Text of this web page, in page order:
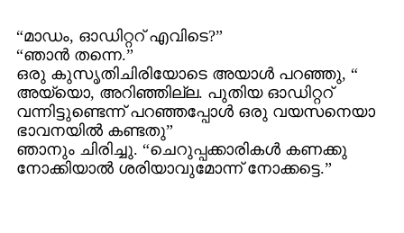
“മാഡം, ഓഡിറ്ററ് എവിടെ?”
“ഞാന്‍ തന്നെ.”
ഒരു കുസൃതിചിരിയോടെ അയാള്‍ പറഞ്ഞു, “
അയ്യൊ, അറിഞ്ഞില്ല. പുതിയ ഓഡിറ്ററ്
വന്നിട്ടുണ്ടെന്ന് പറഞ്ഞപ്പോള്‍ ഒരു വയസനെയാ
ഭാവനയില്‍ കണ്ടതു”
ഞാനും ചിരിച്ചു. “ചെറുപ്പക്കാരികള്‍ കണക്കു
നോക്കിയാല്‍ ശരിയാവുമോന്ന് നോക്കട്ടെ.”